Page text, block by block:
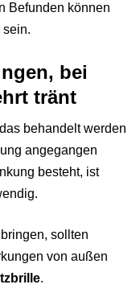
Befunden können
sein.
bei
tränt
behandelt werden
angegangen
besteht, ist
sollten
von außen
.